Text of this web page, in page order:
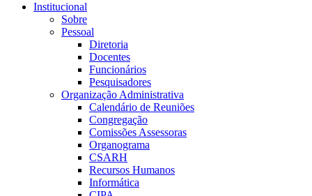
Institucional
Sobre
Pessoal
Diretoria
Docentes
Funcionários
Pesquisadores
Organização Administrativa
Calendário de Reuniões
Congregação
Comissões Assessoras
Organograma
CSARH
Recursos Humanos
Informática